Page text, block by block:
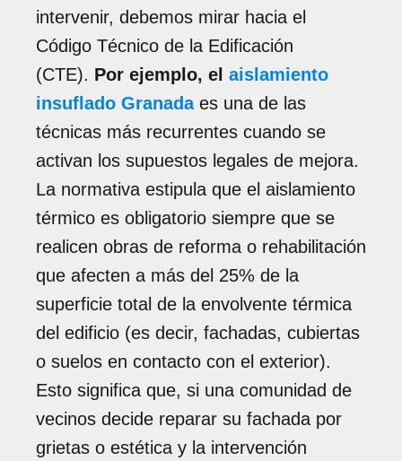
intervenir, debemos mirar hacia el
Código Técnico de la Edificación
(CTE). Por ejemplo, el aislamiento
insuflado Granadaes una de las
técnicas más recurrentes cuando se
activan los supuestos legales de mejora.
La normativa estipula que el aislamiento
térmico es obligatorio siempre que se
realicen obras de reforma o rehabilitación
que afecten a más del 25% de la
superficie total de la envolvente térmica
del edificio (es decir, fachadas, cubiertas
o suelos en contacto con el exterior).
Esto significa que, si una comunidad de
vecinos decide reparar su fachada por
grietas o estética y la intervención